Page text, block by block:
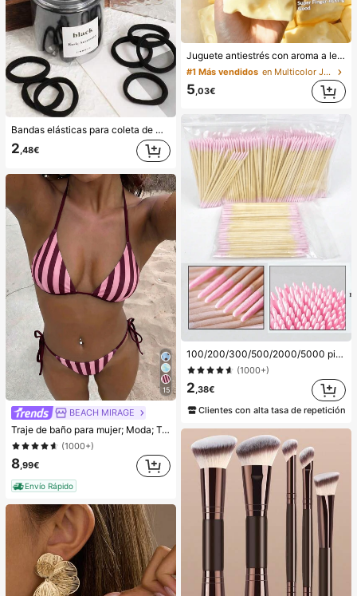
Bandas elásticas para coleta de mujer, bandas para el cabello, accesorios para el cabello, bandas deportivas para el cabello, accesorios de belleza para el cabello en casa, adecuadas para verano, vacaciones, viajes. (10/20/50/100/200)
2,48€
15
BEACH MIRAGE
Traje de baño para mujer; Moda; Traje de baño de dos piezas morado; Playa de verano; Conjunto de bikini; Estampado aleatorio. Vacaciones
(1000+)
8,99€
Envío Rápido
Juguete antiestrés con aroma a leche dulce de TPR suave y esponjoso con forma de dumpling, adorno divertido y lindo de 5 cm para apretar, regalo práctico y de moda, adecuado para cumpleaños, Pascua, Halloween, Navidad y varios regalos de fiesta, mejora el estado de ánimo
#1 Más vendidos en Multicolor Juguetes para apretar para adolescen
5,03€
100/200/300/500/2000/5000 piezas/20 piezas Palitos aplicadores de esmalte de uñas de doble extremo, herramientas aplicadoras de maquillaje de cejas de doble extremo pequeñas, aproximadamente 100 piezas/paquete (opciones de empaque 1/2/3/5 paquetes), multifuncionales
(1000+)
2,38€
Clientes con alta tasa de repetición